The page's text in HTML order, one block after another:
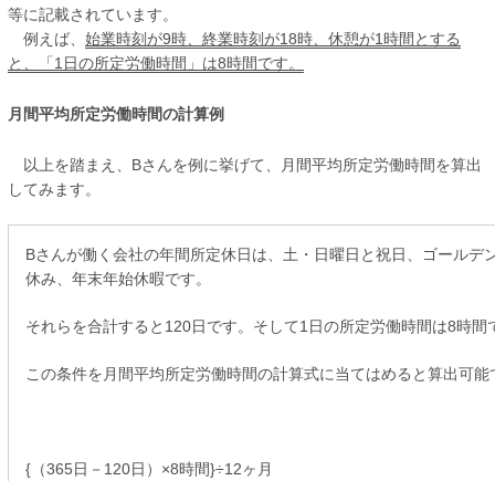
等に記載されています。
例えば、 始業時刻が9時、終業時刻が18時、休憩が1時間とする
と、「1日の所定労働時間」は8時間です。
月間平均所定労働時間の計算例
以上を踏まえ、Bさんを例に挙げて、月間平均所定労働時間を算出
してみます。
Bさんが働く会社の年間所定休日は、土・日曜日と祝日、ゴールデ
休み、年末年始休暇です。
それらを合計すると120日です。そして1日の所定労働時間は8時間
この条件を月間平均所定労働時間の計算式に当てはめると算出可能
{（365日－120日）×8時間}÷12ヶ月